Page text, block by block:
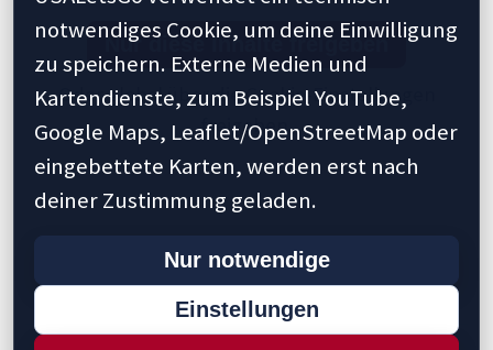
Nur diese Inhalte freigeben
Oder global über die Cookie-Einstellungen
freigeben.
notwendiges Cookie, um deine Einwilligung
zu speichern. Externe Medien und
Kartendienste, zum Beispiel YouTube,
Google Maps, Leaflet/OpenStreetMap oder
eingebettete Karten, werden erst nach
deiner Zustimmung geladen.
Nur notwendige
Einstellungen